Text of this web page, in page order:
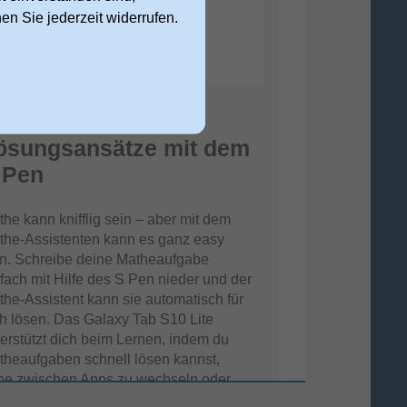
mit dem
kann knifflig sein – aber mit dem
Assistenten kann es ganz easy
Schreibe deine Matheaufgabe
mit Hilfe des S Pen nieder und der
Assistent kann sie automatisch für
lösen. Das Galaxy Tab S10 Lite
dich beim Lernen, indem du
schnell lösen kannst,
zwischen Apps zu wechseln oder
Sie jederzeit widerrufen.